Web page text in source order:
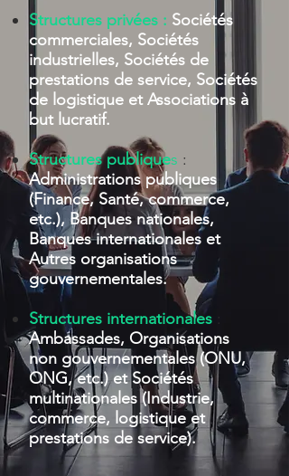
Structures privées : Sociétés
commerciales, Sociétés
industrielles, Sociétés de
prestations de service, Sociétés
de logistique et Associations à
but lucratif.
Structures publiques :
Administrations publiques
(Finance, Santé, commerce,
etc.), Banques nationales,
Banques internationales et
Autres organisations
gouvernementales.
Structures internationales
Ambassades, Organisations
non gouvernementales (ONU,
ONG, etc.) et Sociétés
multinationales (Industrie,
commerce, logistique et
prestations de service).